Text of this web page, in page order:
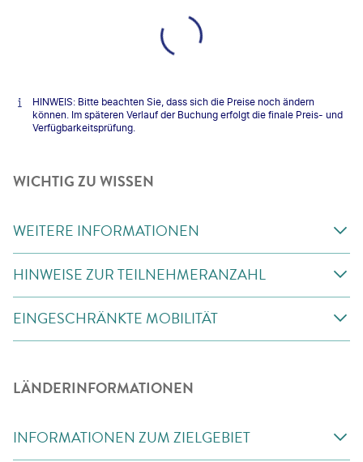
HINWEIS: Bitte beachten Sie, dass sich die Preise noch ändern
können. Im späteren Verlauf der Buchung erfolgt die finale Preis- und
Verfügbarkeitsprüfung.
WICHTIG ZU WISSEN
WEITERE INFORMATIONEN
HINWEISE ZUR TEILNEHMERANZAHL
EINGESCHRÄNKTE MOBILITÄT
LÄNDERINFORMATIONEN
INFORMATIONEN ZUM ZIELGEBIET